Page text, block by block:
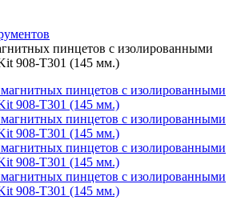
пинцетов с изолированными
908-T301 (145 мм.)